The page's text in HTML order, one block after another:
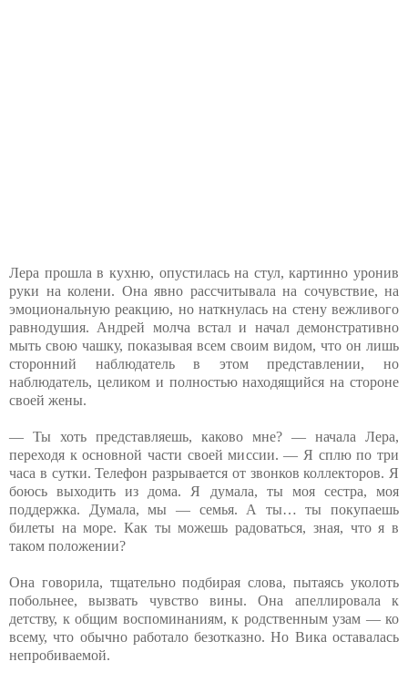
Лера прошла в кухню, опустилась на стул, картинно уронив
руки на колени. Она явно рассчитывала на сочувствие, на
эмоциональную реакцию, но наткнулась на стену вежливого
равнодушия. Андрей молча встал и начал демонстративно
мыть свою чашку, показывая всем своим видом, что он лишь
сторонний наблюдатель в этом представлении, но
наблюдатель, целиком и полностью находящийся на стороне
своей жены.
— Ты хоть представляешь, каково мне? — начала Лера,
переходя к основной части своей миссии. — Я сплю по три
часа в сутки. Телефон разрывается от звонков коллекторов. Я
боюсь выходить из дома. Я думала, ты моя сестра, моя
поддержка. Думала, мы — семья. А ты… ты покупаешь
билеты на море. Как ты можешь радоваться, зная, что я в
таком положении?
Она говорила, тщательно подбирая слова, пытаясь уколоть
побольнее, вызвать чувство вины. Она апеллировала к
детству, к общим воспоминаниям, к родственным узам — ко
всему, что обычно работало безотказно. Но Вика оставалась
непробиваемой.